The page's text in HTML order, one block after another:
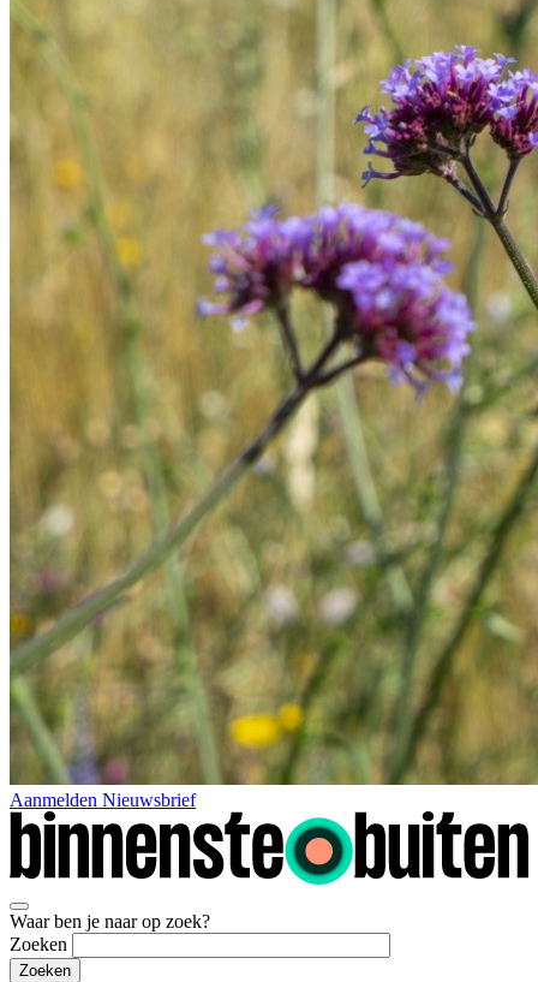
Aanmelden Nieuwsbrief
Waar ben je naar op zoek?
Zoeken